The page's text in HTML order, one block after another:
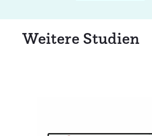
Weitere Studien